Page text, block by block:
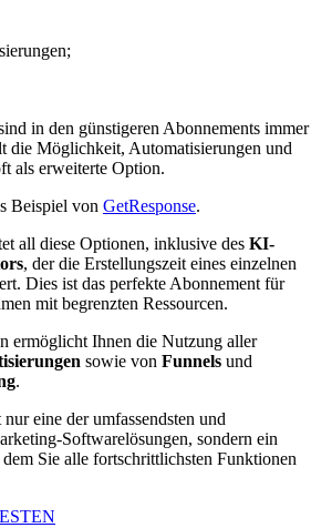
in den günstigeren Abonnements immer
die Möglichkeit, Automatisierungen und
als erweiterte Option.
Beispiel von GetResponse.
all diese Optionen, inklusive des KI-
, der die Erstellungszeit eines einzelnen
Dies ist das perfekte Abonnement für
mit begrenzten Ressourcen.
ermöglicht Ihnen die Nutzung aller
sowie von Funnels und
.
eine der umfassendsten und
Softwarelösungen, sondern ein
Sie alle fortschrittlichsten Funktionen